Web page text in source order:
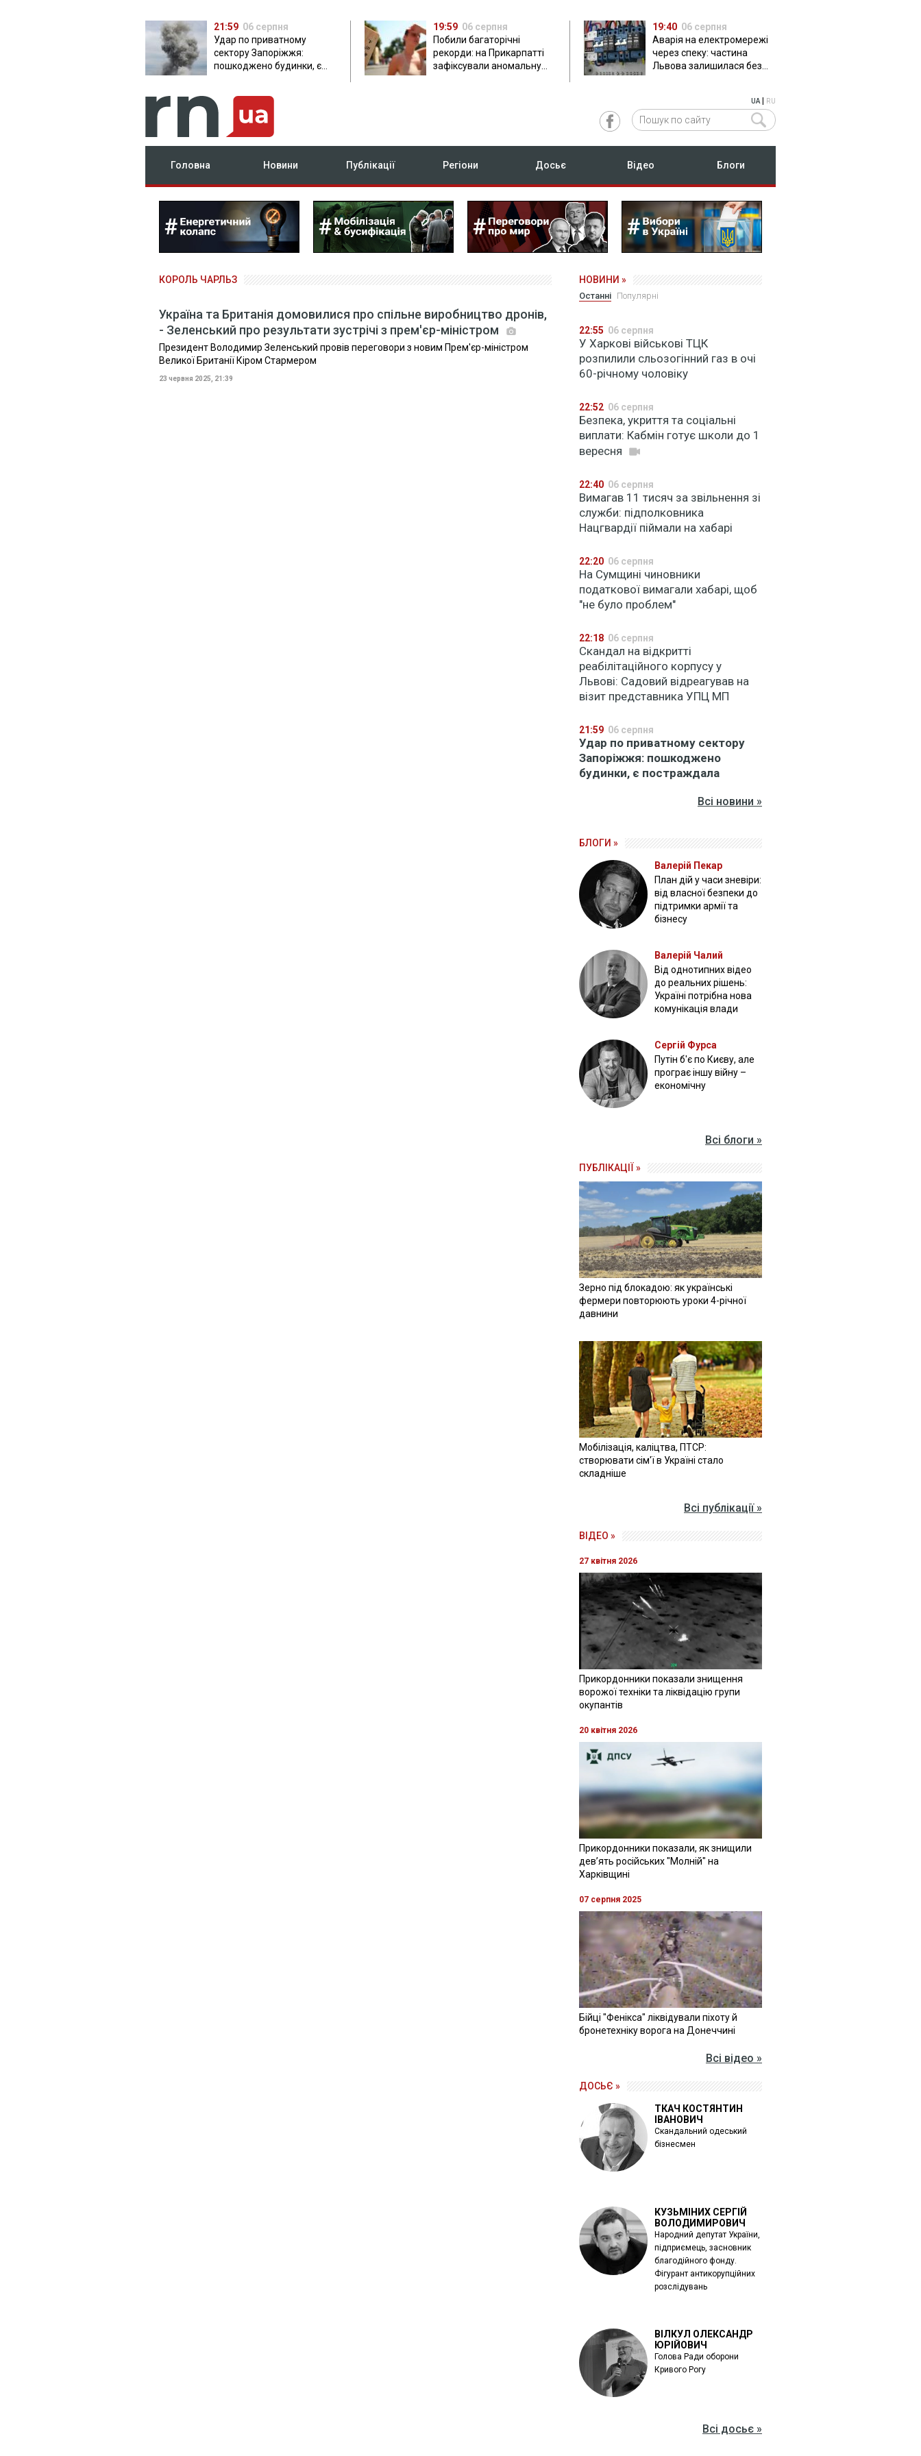
21:59 06 серпня
Удар по приватному
сектору Запоріжжя:
пошкоджено будинки, є
19:59 06 серпня
Побили багаторічні
рекорди: на Прикарпатті
зафіксували аномальну
19:40 06 серпня
Аварія на електромережі
через спеку: частина
Львова залишилася без
UA| RU
Головна Новини Публікації Регіони Досьє Відео Блоги
КОРОЛЬ ЧАРЛЬЗ
Україна та Британія домовилися про спільне виробництво дронів,
- Зеленський про результати зустрічі з прем'єр-міністром
Президент Володимир Зеленський провів переговори з новим Прем'єр-міністром
Великої Британії Кіром Стармером
23 червня 2025, 21:39
НОВИНИ »
Останні Популярні
22:55 06 серпня
У Харкові військові ТЦК
розпилили сльозогінний газ в очі
60-річному чоловіку
22:52 06 серпня
Безпека, укриття та соціальні
виплати: Кабмін готує школи до 1
вересня
22:40 06 серпня
Вимагав 11 тисяч за звільнення зі
служби: підполковника
Нацгвардії піймали на хабарі
22:20 06 серпня
На Сумщині чиновники
податкової вимагали хабарі, щоб
"не було проблем"
22:18 06 серпня
Скандал на відкритті
реабілітаційного корпусу у
Львові: Садовий відреагував на
візит представника УПЦ МП
21:59 06 серпня
Удар по приватному сектору
Запоріжжя: пошкоджено
будинки, є постраждала
Всі новини »
БЛОГИ »
Валерій Пекар
План дій у часи зневіри:
від власної безпеки до
підтримки армії та
бізнесу
Валерій Чалий
Від однотипних відео
до реальних рішень:
Україні потрібна нова
комунікація влади
Сергій Фурса
Путін б'є по Києву, але
програє іншу війну –
економічну
Всі блоги »
ПУБЛІКАЦІЇ »
Зерно під блокадою: як українські
фермери повторюють уроки 4-річної
давнини
Мобілізація, каліцтва, ПТСР:
створювати сім'ї в Україні стало
складніше
Всі публікації »
ВІДЕО »
27 квітня 2026
Прикордонники показали знищення
ворожої техніки та ліквідацію групи
окупантів
20 квітня 2026
Прикордонники показали, як знищили
девʼять російських "Молній" на
Харківщині
07 серпня 2025
Бійці "Фенікса" ліквідували піхоту й
бронетехніку ворога на Донеччині
Всі відео »
ДОСЬЄ »
ТКАЧ КОСТЯНТИН
ІВАНОВИЧ
Скандальний одеський
бізнесмен
КУЗЬМІНИХ СЕРГІЙ
ВОЛОДИМИРОВИЧ
Народний депутат України,
підприємець, засновник
благодійного фонду.
Фігурант антикорупційних
розслідувань
ВІЛКУЛ ОЛЕКСАНДР
ЮРІЙОВИЧ
Голова Ради оборони
Кривого Рогу
Всі досьє »